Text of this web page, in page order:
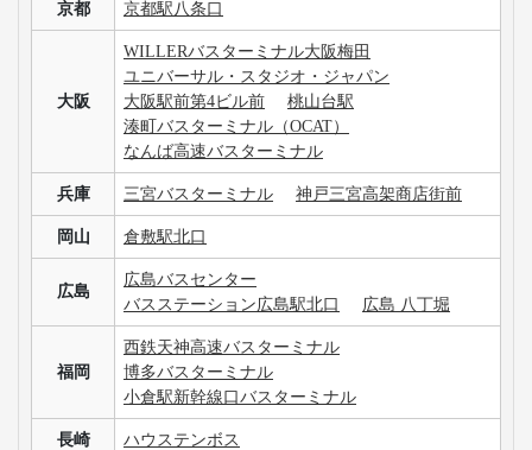
京都 京都駅八条口
大阪
WILLERバスターミナル大阪梅田
ユニバーサル・スタジオ・ジャパン
大阪駅前第4ビル前
桃山台駅
湊町バスターミナル（OCAT）
なんば高速バスターミナル
兵庫 三宮バスターミナル 神戸三宮高架商店街前
岡山 倉敷駅北口
広島
広島バスセンター
バスステーション広島駅北口
広島 八丁堀
福岡
西鉄天神高速バスターミナル
博多バスターミナル
小倉駅新幹線口バスターミナル
長崎 ハウステンボス